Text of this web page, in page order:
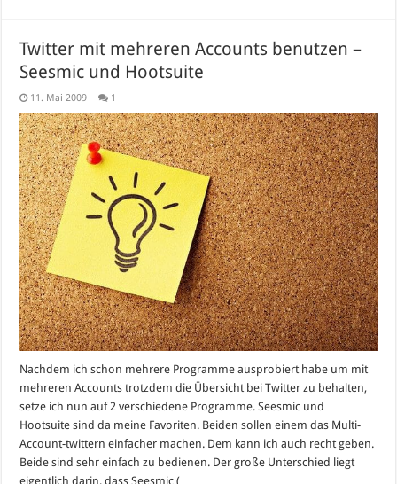
Twitter mit mehreren Accounts benutzen –
Seesmic und Hootsuite
11. Mai 2009 1
Nachdem ich schon mehrere Programme ausprobiert habe um mit
mehreren Accounts trotzdem die Übersicht bei Twitter zu behalten,
setze ich nun auf 2 verschiedene Programme. Seesmic und
Hootsuite sind da meine Favoriten. Beiden sollen einem das Multi-
Account-twittern einfacher machen. Dem kann ich auch recht geben.
Beide sind sehr einfach zu bedienen. Der große Unterschied liegt
eigentlich darin, dass Seesmic ( …